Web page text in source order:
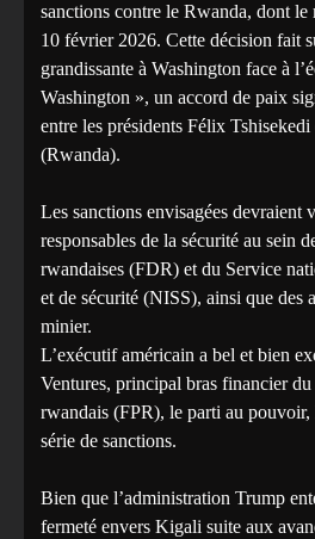
sanctions contre le Rwanda, dont le
10 février 2026. Cette décision fait
grandissante à Washington face à
Washington », un accord de paix
entre les présidents Félix
(Rwanda).
Les sanctions envisagées devraient
responsables de la sécurité au sein
rwandaises (FDR) et du Service
et de sécurité (NISS), ainsi que des
minier.
L’exécutif américain a bel et bien
Ventures, principal bras financier
rwandais (FPR), le parti au pouvoir,
série de sanctions.
Bien que l’administration Trump
fermeté envers Kigali suite aux